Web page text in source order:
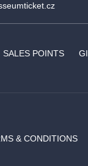
SALES POINTS
& CONDITIONS